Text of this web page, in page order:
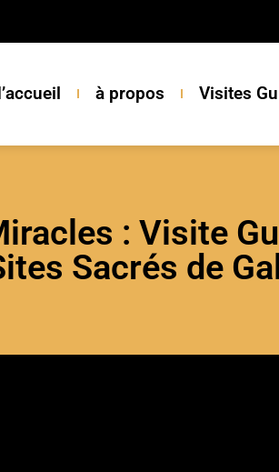
à propos Visites
: Visite
Sacrés de